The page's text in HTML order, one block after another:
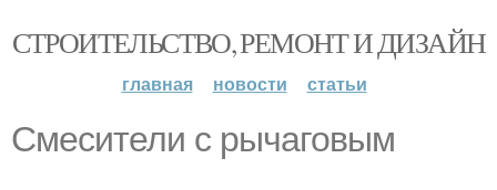
СТРОИТЕЛЬСТВО, РЕМОНТ И ДИЗАЙН
главная новости статьи
Смесители с рычаговым